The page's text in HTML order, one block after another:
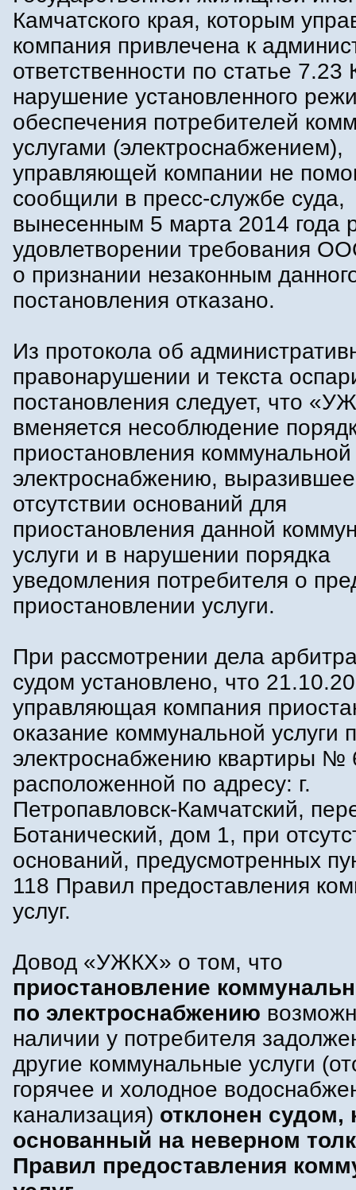
Камчатского края, которым
компания привлечена к
ответственности по статье
нарушение установленного
обеспечения потребителей
услугами (электроснабжением),
управляющей компании не
сообщили в пресс-службе суда,
вынесенным 5 марта 2014 года
удовлетворении требования
о признании незаконным
постановления отказано.
Из протокола об
правонарушении и текста
постановления следует, что
вменяется несоблюдение
приостановления коммунальной
электроснабжению,
отсутствии оснований для
приостановления данной
услуги и в нарушении порядка
уведомления потребителя о
приостановлении услуги.
При рассмотрении дела
судом установлено, что
управляющая компания
оказание коммунальной услуги
электроснабжению квартиры №
расположенной по адресу: г.
Петропавловск-Камчатский,
Ботанический, дом 1, при
оснований, предусмотренных
118 Правил предоставления
услуг.
Довод «УЖКХ» о том, что
приостановление
по электроснабжению
наличии у потребителя
другие коммунальные услуги
горячее и холодное
канализация) отклонен судом,
основанный на неверном
Правил предоставления